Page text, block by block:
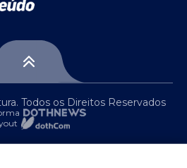
Todos os Direitos Reservados